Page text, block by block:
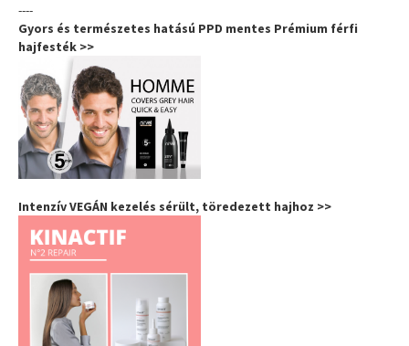
----
Gyors és természetes hatású PPD mentes Prémium férfi
hajfesték >>
Intenzív VEGÁN kezelés sérült, töredezett hajhoz >>